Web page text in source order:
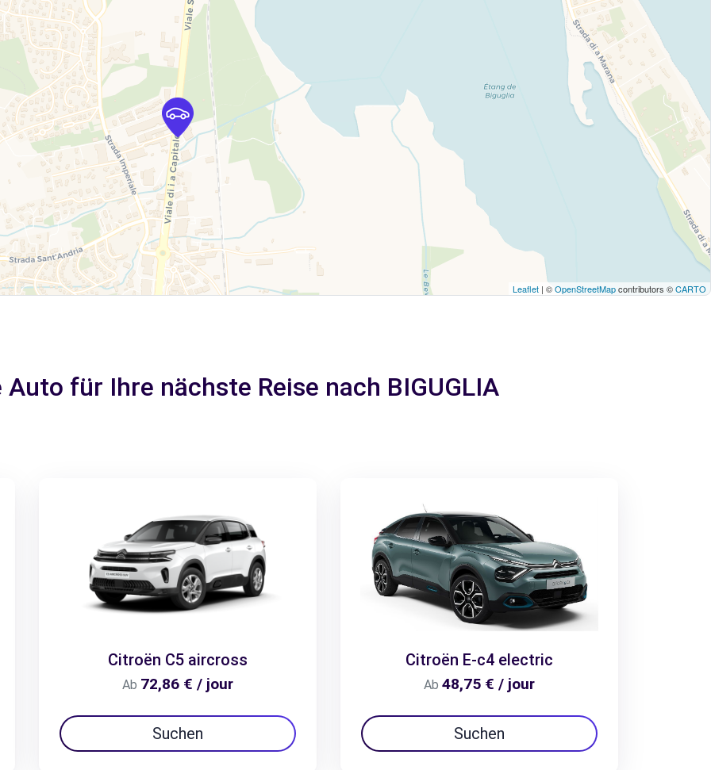
Leaflet | ©OpenStreetMapcontributors ©CARTO
für Ihre nächste Reise nach BIGUGLIA
Citroën C5 aircross
Ab 72,86 € / jour
Suchen
Citroën E-c4 electric
Ab 48,75 € / jour
Suchen